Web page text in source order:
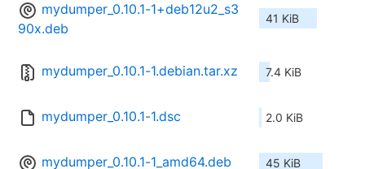
mydumper_0.10.1-1+deb12u2_s3
90x.deb
41 KiB
mydumper_0.10.1-1.debian.tar.xz 7.4 KiB
mydumper_0.10.1-1.dsc 2.0 KiB
mydumper_0.10.1-1_amd64.deb 45 KiB